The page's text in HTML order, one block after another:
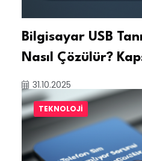
Bilgisayar USB
Nasıl Çözülür?
31.10.2025
TEKNOLOJI